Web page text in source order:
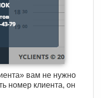
вам не нужно
номер клиента, он